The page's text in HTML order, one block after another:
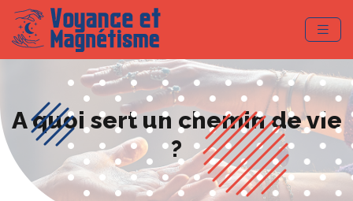
A quoi sert un chemin de vie
?